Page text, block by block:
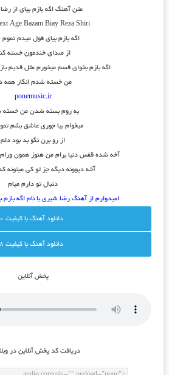
متن آهنگ اگه بازم بیای از
Age Bazam Biay Reza Shiri
اگه بازم بیای قول میدم
از صدای خندمون خسته
اگه بازم بخوای قسم میخورم مثل قدیم
من خسته شدم انگار همه
ponemusic.ir
به روم بسته شدن من
میخوام بیا جوری عاشق بشم
از رو برن نگو بد بود دلم
آخه شده قفس دنیا برام من هنوز همون ورام
آخه دیوونه دیگه جز تو کی میتونه
دنبال تو دارم میام
امیدوارم از آهنگ رضا شیری با نام اگه بازم
دانلود آهنگ با کيفيت 320
دانلود آهنگ با کيفيت 128
پخش آنلاين
دريافت کد پخش آنلاين در